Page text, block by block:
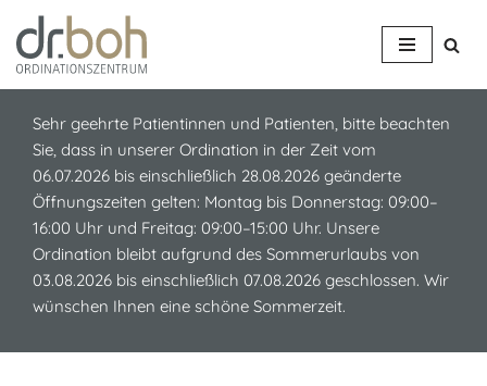
Z
u
Sehr geehrte Patientinnen und Patienten, bitte beachten
Sie, dass in unserer Ordination in der Zeit vom
06.07.2026 bis einschließlich 28.08.2026 geänderte
Öffnungszeiten gelten: Montag bis Donnerstag: 09:00–
16:00 Uhr und Freitag: 09:00–15:00 Uhr. Unsere
Ordination bleibt aufgrund des Sommerurlaubs von
03.08.2026 bis einschließlich 07.08.2026 geschlossen. Wir
wünschen Ihnen eine schöne Sommerzeit.